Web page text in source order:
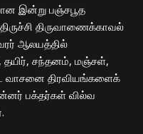
இன்று பஞ்சபூத
திருவாணைக்காவல்
ஆலயத்தில்
தயிர், சந்தனம், மஞ்சள்,
வாசனை திரவியங்களைக்
பக்தர்கள் வில்வ